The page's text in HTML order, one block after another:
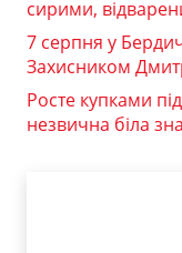
сирими,
7 серпня у
Захисником
Росте купками
незвична біла